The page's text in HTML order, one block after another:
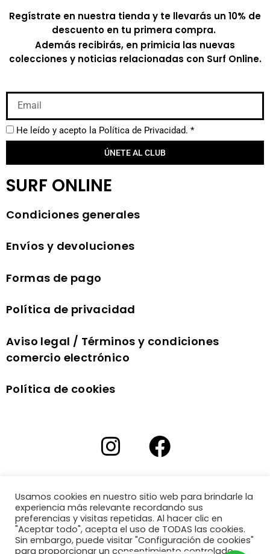
Regístrate en nuestra tienda y te llevarás un 10% de
descuento en tu primera compra.
Además recibirás, en primicia las nuevas
colecciones y noticias relacionadas con Surf Online.
He leído y acepto la Política de Privacidad. *
ÚNETE AL CLUB
SURF ONLINE
Condiciones generales
Envíos y devoluciones
Formas de pago
Política de privacidad
Aviso legal / Términos y condiciones
comercio electrónico
Política de cookies
Usamos cookies en nuestro sitio web para brindarle la
experiencia más relevante recordando sus
preferencias y visitas repetidas. Al hacer clic en
"Aceptar todo", acepta el uso de TODAS las cookies.
Sin embargo, puede visitar "Configuración de cookies"
para proporcionar un consentimiento controlado.